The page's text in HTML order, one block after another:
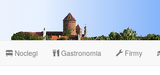
Noclegi Gastronomia Firmy